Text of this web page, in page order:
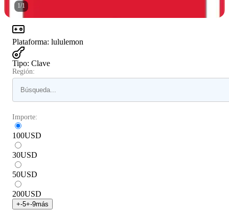
1/1
Plataforma: lululemon
Tipo: Clave
Región:
Importe:
100USD
30USD
50USD
200USD
+-5+-9más